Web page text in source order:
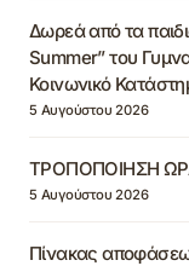
Δωρεά από τα
Summer” του
Κοινωνικό
5 Αυγούστου 2026
ΤΡΟΠΟΠΟΙΗΣΗ
5 Αυγούστου 2026
Πίνακας